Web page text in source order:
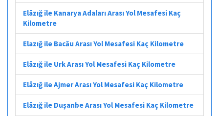
Elâzığ ile Kanarya Adaları Arası Yol Mesafesi Kaç
Kilometre
Elazığ ile Bacău Arası Yol Mesafesi Kaç Kilometre
Elâzığ ile Urk Arası Yol Mesafesi Kaç Kilometre
Elâzığ ile Ajmer Arası Yol Mesafesi Kaç Kilometre
Elâzığ ile Duşanbe Arası Yol Mesafesi Kaç Kilometre